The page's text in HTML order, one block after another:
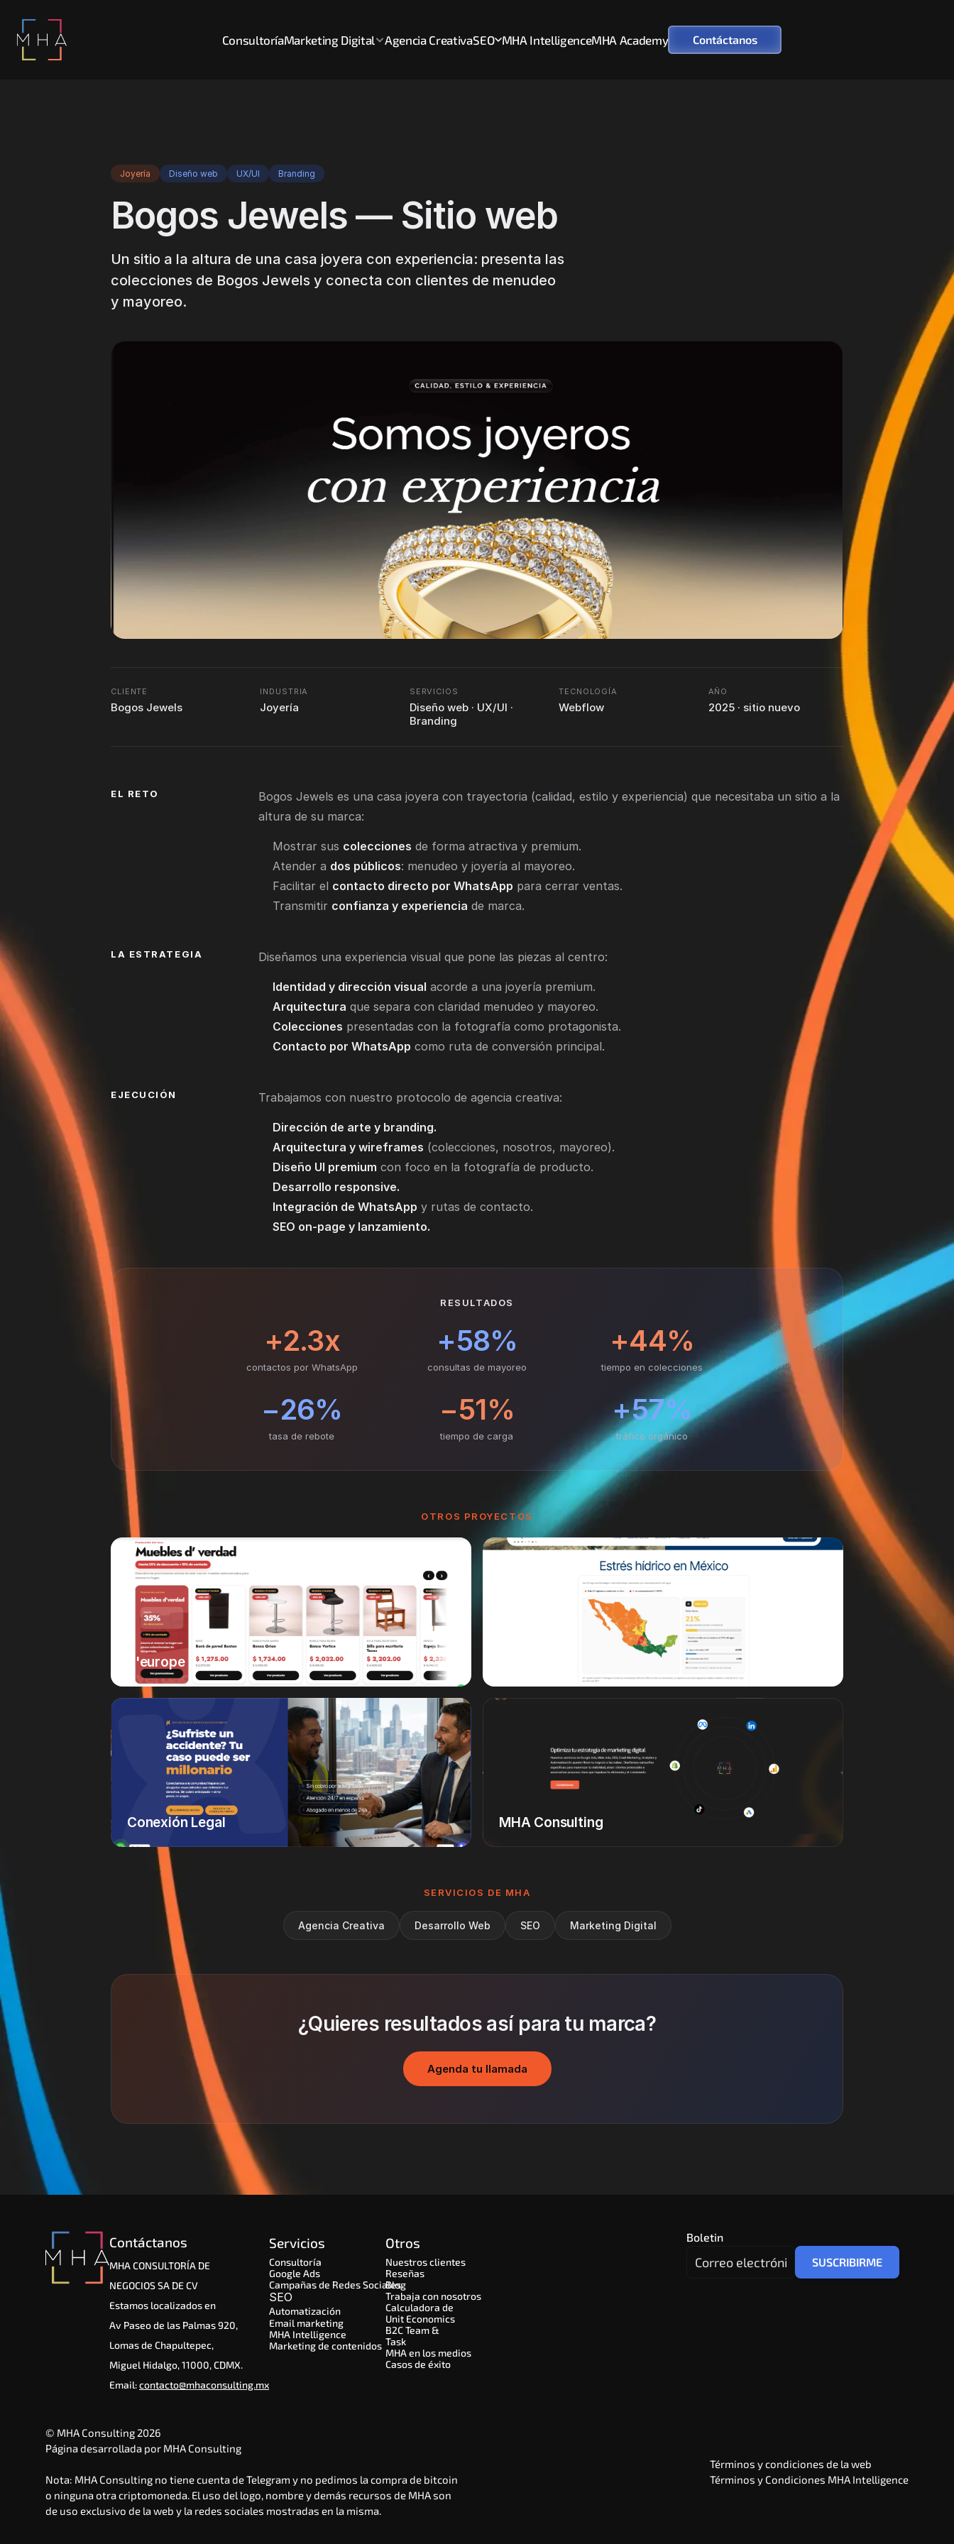
ConsultoríaMarketing Digital Agencia CreativaSEO MHA IntelligenceMHA Academy Contáctanos
Joyería Diseño web UX/UI Branding
Bogos Jewels — Sitio web
Un sitio a la altura de una casa joyera con experiencia: presenta las
colecciones de Bogos Jewels y conecta con clientes de menudeo
y mayoreo.
CLIENTE
Bogos Jewels
INDUSTRIA
Joyería
SERVICIOS
Diseño web · UX/UI ·
Branding
TECNOLOGÍA
Webflow
AÑO
2025 · sitio nuevo
EL RETO
Bogos Jewels es una casa joyera con trayectoria (calidad, estilo y experiencia) que necesitaba un sitio a la
altura de su marca:
Mostrar sus colecciones de forma atractiva y premium.
Atender a dos públicos: menudeo y joyería al mayoreo.
Facilitar el contacto directo por WhatsApp para cerrar ventas.
Transmitir confianza y experiencia de marca.
LA ESTRATEGIA Diseñamos una experiencia visual que pone las piezas al centro:
Identidad y dirección visual acorde a una joyería premium.
Arquitectura que separa con claridad menudeo y mayoreo.
Colecciones presentadas con la fotografía como protagonista.
Contacto por WhatsApp como ruta de conversión principal.
EJECUCIÓN Trabajamos con nuestro protocolo de agencia creativa:
Dirección de arte y branding.
Arquitectura y wireframes (colecciones, nosotros, mayoreo).
Diseño UI premium con foco en la fotografía de producto.
Desarrollo responsive.
Integración de WhatsApp y rutas de contacto.
SEO on-page y lanzamiento.
RESULTADOS
+2.3x
contactos por WhatsApp
+58%
consultas de mayoreo
+44%
tiempo en colecciones
−26%
tasa de rebote
−51%
tiempo de carga
+57%
tráfico orgánico
OTROS PROYECTOS
d'europe
Conexión Legal MHA Consulting
SERVICIOS DE MHA
Agencia Creativa Desarrollo Web SEO Marketing Digital
¿Quieres resultados así para tu marca?
Agenda tu llamada
Contáctanos
MHA CONSULTORÍA DE
NEGOCIOS SA DE CV
Estamos localizados en
Av Paseo de las Palmas 920,
Lomas de Chapultepec,
Miguel Hidalgo, 11000, CDMX.
Email: contacto@mhaconsulting.mx
Servicios
Consultoría
Google Ads
Campañas de Redes Sociales
Automatización
Email marketing
MHA Intelligence
Marketing de contenidos
Otros
Nuestros clientes
Reseñas
Blog
Trabaja con nosotros
Calculadora de
Unit Economics
B2C Team &
Task
MHA en los medios
Casos de éxito
Boletin
© MHA Consulting 2026
Página desarrollada por MHA Consulting
Nota: MHA Consulting no tiene cuenta de Telegram y no pedimos la compra de bitcoin
o ninguna otra criptomoneda. El uso del logo, nombre y demás recursos de MHA son
de uso exclusivo de la web y la redes sociales mostradas en la misma.
Términos y condiciones de la web
Términos y Condiciones MHA Intelligence